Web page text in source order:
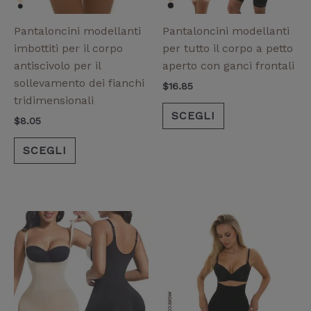
Pantaloncini modellanti
imbottiti per il corpo
antiscivolo per il
sollevamento dei fianchi
tridimensionali
$8.05
SCEGLI
possono
essere
scelte
nella
pagina
del
Pantaloncini modellanti
per tutto il corpo a petto
aperto con ganci frontali
$16.85
SCEGLI
possono
essere
nella
Questo
prodotto
ha
più
varianti.
Le
Questo
prodotto
ha
più
varianti.